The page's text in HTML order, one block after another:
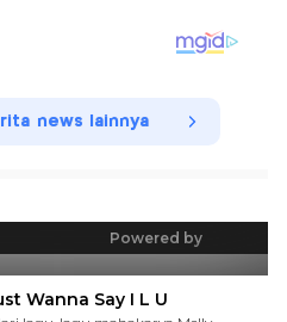
news lainnya